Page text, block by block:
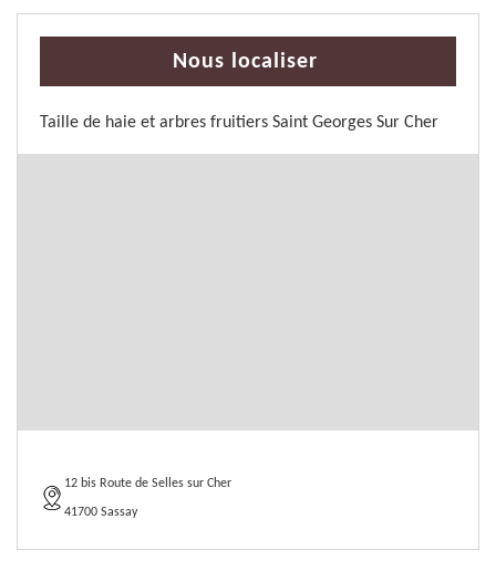
Nous localiser
Taille de haie et arbres fruitiers Saint Georges Sur Cher
12 bis Route de Selles sur Cher
41700 Sassay